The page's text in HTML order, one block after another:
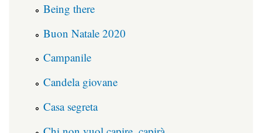
Being there
Buon Natale 2020
Campanile
Candela giovane
Casa segreta